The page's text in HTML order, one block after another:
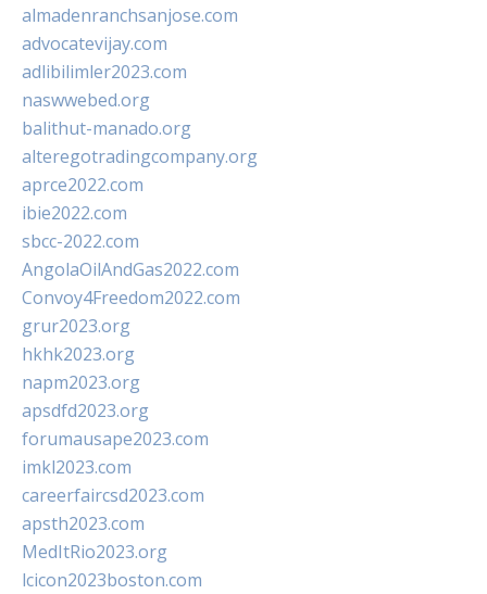
almadenranchsanjose.com
advocatevijay.com
adlibilimler2023.com
naswwebed.org
balithut-manado.org
alteregotradingcompany.org
aprce2022.com
ibie2022.com
sbcc-2022.com
AngolaOilAndGas2022.com
Convoy4Freedom2022.com
grur2023.org
hkhk2023.org
napm2023.org
apsdfd2023.org
forumausape2023.com
imkl2023.com
careerfaircsd2023.com
apsth2023.com
MedItRio2023.org
lcicon2023boston.com